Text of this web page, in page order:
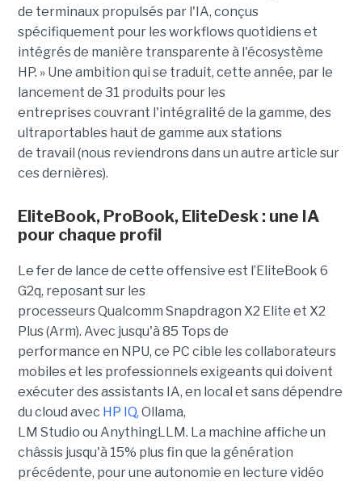
de terminaux propulsés par l'IA, conçus
spécifiquement pour les workflows quotidiens et
intégrés de manière transparente à l'écosystème
HP. » Une ambition qui se traduit, cette année, par le
lancement de 31 produits pour les
entreprises couvrant l'intégralité de la gamme, des
ultraportables haut de gamme aux stations
de travail (nous reviendrons dans un autre article sur
ces dernières).
EliteBook, ProBook, EliteDesk : une IA
pour chaque profil
Le fer de lance de cette offensive est l’EliteBook 6
G2q, reposant sur les
processeurs Qualcomm Snapdragon X2 Elite et X2
Plus (Arm). Avec jusqu'à 85 Tops de
performance en NPU, ce PC cible les collaborateurs
mobiles et les professionnels exigeants qui doivent
exécuter des assistants IA, en local et sans dépendre
du cloud avec HP IQ, Ollama,
LM Studio ou AnythingLLM. La machine affiche un
châssis jusqu'à 15% plus fin que la génération
précédente, pour une autonomie en lecture vidéo